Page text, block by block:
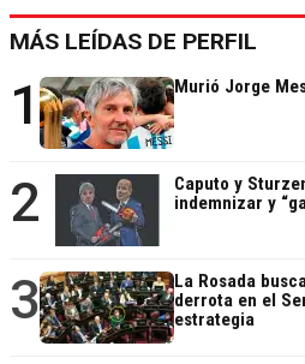
MÁS LEÍDAS DE PERFIL
1 Murió Jorge
2
Caputo y
indemnizar y
3
La Rosada
derrota en el
estrategia